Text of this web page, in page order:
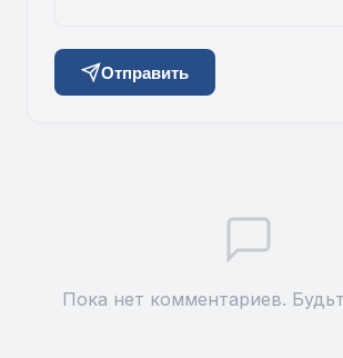
Отправить
Пока нет комментариев.